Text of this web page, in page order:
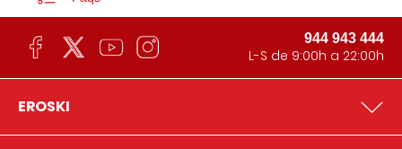
944 943 444
L-S de 9:00h a 22:00h
EROSKI